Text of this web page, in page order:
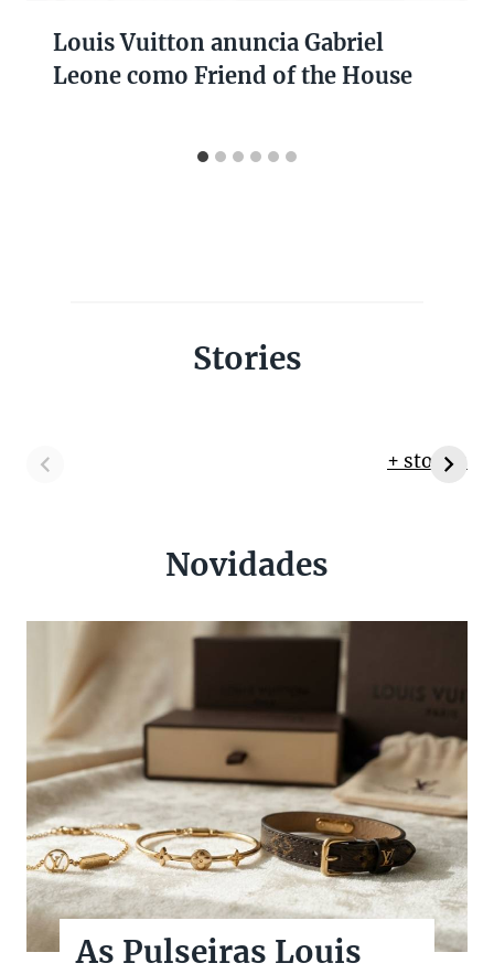
Louis Vuitton anuncia Gabriel
Leone como Friend of the House
Stories
+ stories
Novidades
As Pulseiras Louis